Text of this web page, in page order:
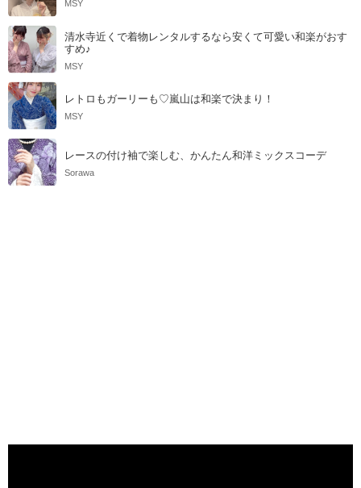
MSY
清水寺近くで着物レンタルするなら安くて可愛い和楽がおす
すめ♪
MSY
レトロもガーリーも♡嵐山は和楽で決まり！
MSY
レースの付け袖で楽しむ、かんたん和洋ミックスコーデ
Sorawa